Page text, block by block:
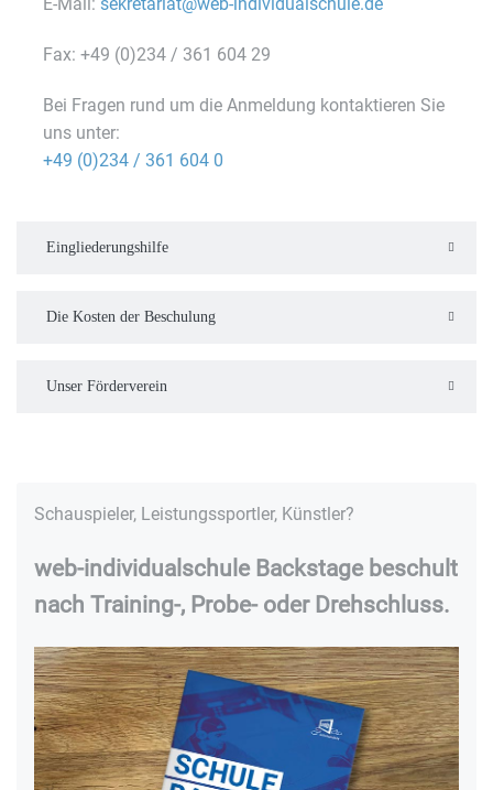
Fax: +49 (0)234 / 361 604 29
Bei Fragen rund um die Anmeldung kontaktieren Sie
uns unter:
+49 (0)234 / 361 604 0
Eingliederungshilfe
Die Kosten der Beschulung
Unser Förderverein
Schauspieler, Leistungssportler, Künstler?
web-individualschule Backstage beschult
nach Training-, Probe- oder Drehschluss.